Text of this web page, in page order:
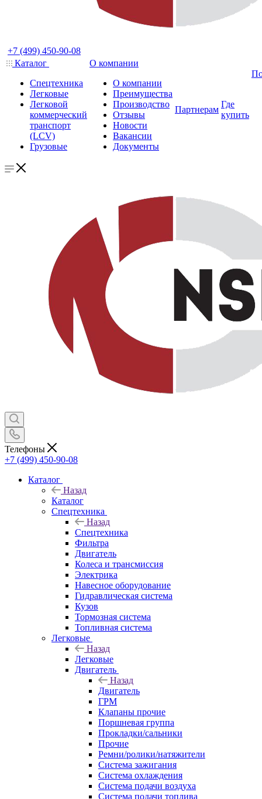
+7 (499) 450-90-08
Каталог
Спецтехника
Легковые
Легковой
коммерческий
транспорт
(LCV)
Грузовые
О компании
О компании
Преимущества
Производство
Отзывы
Новости
Вакансии
Документы
Партнерам
Где
купить
Телефоны
+7 (499) 450-90-08
Каталог
Назад
Каталог
Спецтехника
Назад
Спецтехника
Фильтра
Двигатель
Колеса и трансмиссия
Электрика
Навесное оборудование
Гидравлическая система
Кузов
Тормозная система
Топливная система
Легковые
Назад
Легковые
Двигатель
Назад
Двигатель
ГРМ
Клапаны прочие
Поршневая группа
Прокладки/сальники
Прочие
Ремни/ролики/натяжители
Система зажигания
Система охлаждения
Система подачи воздуха
Система подачи топлива